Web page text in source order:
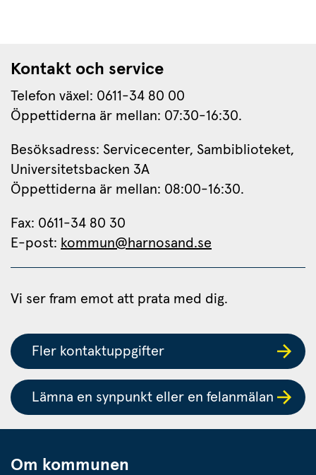
Kontakt och service
Telefon växel: 0611-34 80 00
Öppettiderna är mellan: 07:30-16:30.
Besöksadress: Servicecenter, Sambiblioteket,
Universitetsbacken 3A
Öppettiderna är mellan: 08:00-16:30.
Fax: 0611-34 80 30
E-post: kommun@harnosand.se
Vi ser fram emot att prata med dig.
Fler kontaktuppgifter
Lämna en synpunkt eller en felanmälan
Om kommunen